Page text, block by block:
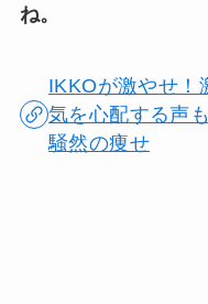
ね。
IKKOが激やせ！
気を心配する声
騒然の痩せ